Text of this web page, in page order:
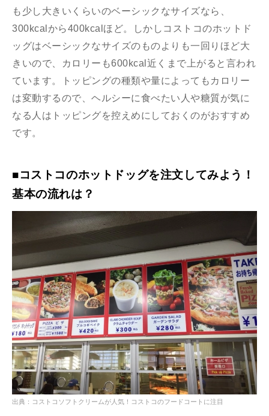
も少し大きいくらいのベーシックなサイズなら、
300kcalから400kcalほど。しかしコストコのホットド
ッグはベーシックなサイズのものよりも一回りほど大
きいので、カロリーも600kcal近くまで上がると言われ
ています。トッピングの種類や量によってもカロリー
は変動するので、ヘルシーに食べたい人や糖質が気に
なる人はトッピングを控えめにしておくのがおすすめ
です。
■コストコのホットドッグを注文してみよう！
基本の流れは？
出典：コストコソフトクリームが人気！コストコのフードコートに注目